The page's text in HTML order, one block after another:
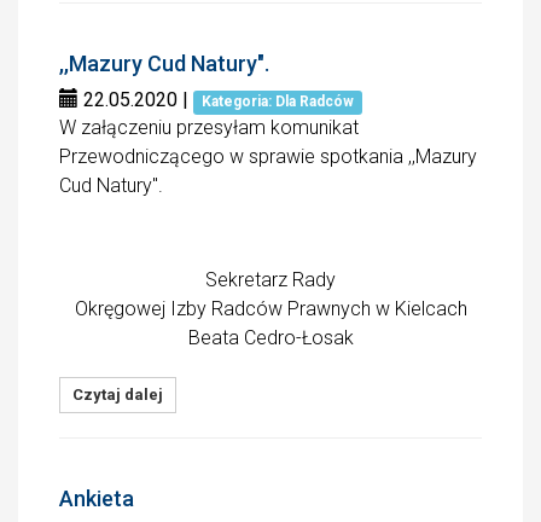
,,Mazury Cud Natury".
22.05.2020 | Kategoria: Dla Radców
W załączeniu przesyłam komunikat
Przewodniczącego w sprawie spotkania ,,Mazury
Cud Natury".
Sekretarz Rady
Okręgowej Izby Radców Prawnych w Kielcach
Beata Cedro-Łosak
Czytaj dalej
Ankieta